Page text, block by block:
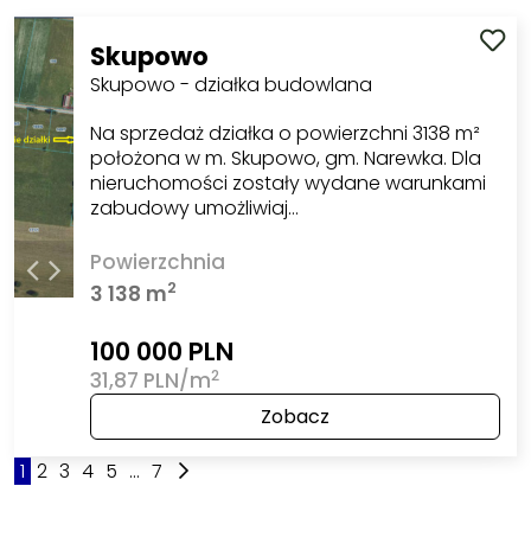
Skupowo
Skupowo - działka budowlana
Na sprzedaż działka o powierzchni 3138 m²
położona w m. Skupowo, gm. Narewka. Dla
nieruchomości zostały wydane warunkami
zabudowy umożliwiaj…
Powierzchnia
3 138 m2
100 000 PLN
31,87 PLN/m2
Zobacz
1 2 3 4 5 ... 7